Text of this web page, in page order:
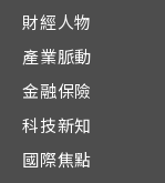
財經人物
產業脈動
金融保險
科技新知
國際焦點